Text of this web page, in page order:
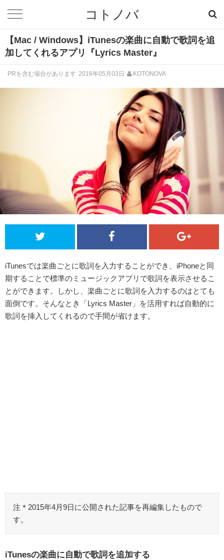
コトノバ
【Mac / Windows】iTunesの楽曲に自動で歌詞を追
加してくれるアプリ『Lyrics Master』
PRを含む場合があります 2016年05月03日 KOTONOVA
iTunesでは楽曲ごとに歌詞を入力することができ、iPhoneと同
期することで標準のミュージックアプリで歌詞を表示させるこ
とができます。しかし、楽曲ごとに歌詞を入力するのはとても
面倒です。そんなとき「Lyrics Master」を活用すれば自動的に
歌詞を挿入してくれるので手間が省けます。
注＊2015年4月9日に公開された記事を再編集したもので
す。
iTunesの楽曲に自動で歌詞を追加する